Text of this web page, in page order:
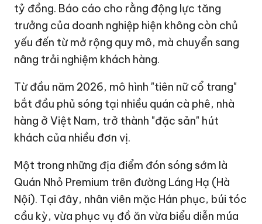
tỷ đồng. Báo cáo cho rằng động lực tăng
trưởng của doanh nghiệp hiện không còn chủ
yếu đến từ mở rộng quy mô, mà chuyển sang
nâng trải nghiệm khách hàng.
Từ đầu năm 2026, mô hình "tiên nữ cổ trang"
bắt đầu phủ sóng tại nhiều quán cà phê, nhà
hàng ở Việt Nam, trở thành "đặc sản" hút
khách của nhiều đơn vị.
Một trong những địa điểm đón sóng sớm là
Quán Nhỏ Premium trên đường Láng Hạ (Hà
Nội). Tại đây, nhân viên mặc Hán phục, búi tóc
cầu kỳ, vừa phục vụ đồ ăn vừa biểu diễn múa